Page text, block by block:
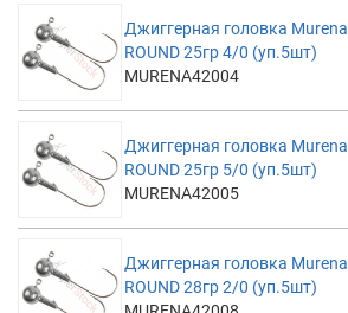
Джиггерная головка Murena
ROUND 25гр 4/0 (уп.5шт)
MURENA42004
Джиггерная головка Murena
ROUND 25гр 5/0 (уп.5шт)
MURENA42005
Джиггерная головка Murena
ROUND 28гр 2/0 (уп.5шт)